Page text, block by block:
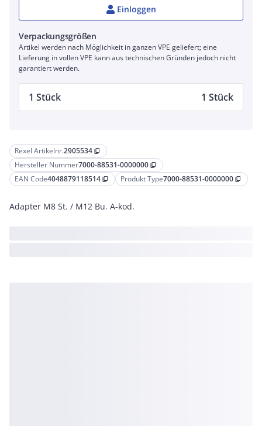
Rexel Artikelnr.2905534 content_copy
Hersteller Nummer7000-88531-0000000 content_copy
EAN Code4048879118514 content_copy Produkt Type7000-88531-0000000 content_copy
Adapter M8 St. / M12 Bu. A-kod.
Einloggen
Verpackungsgrößen
Artikel werden nach Möglichkeit in ganzen VPE geliefert; eine
Lieferung in vollen VPE kann aus technischen Gründen jedoch nicht
garantiert werden.
1 Stück 1 Stück